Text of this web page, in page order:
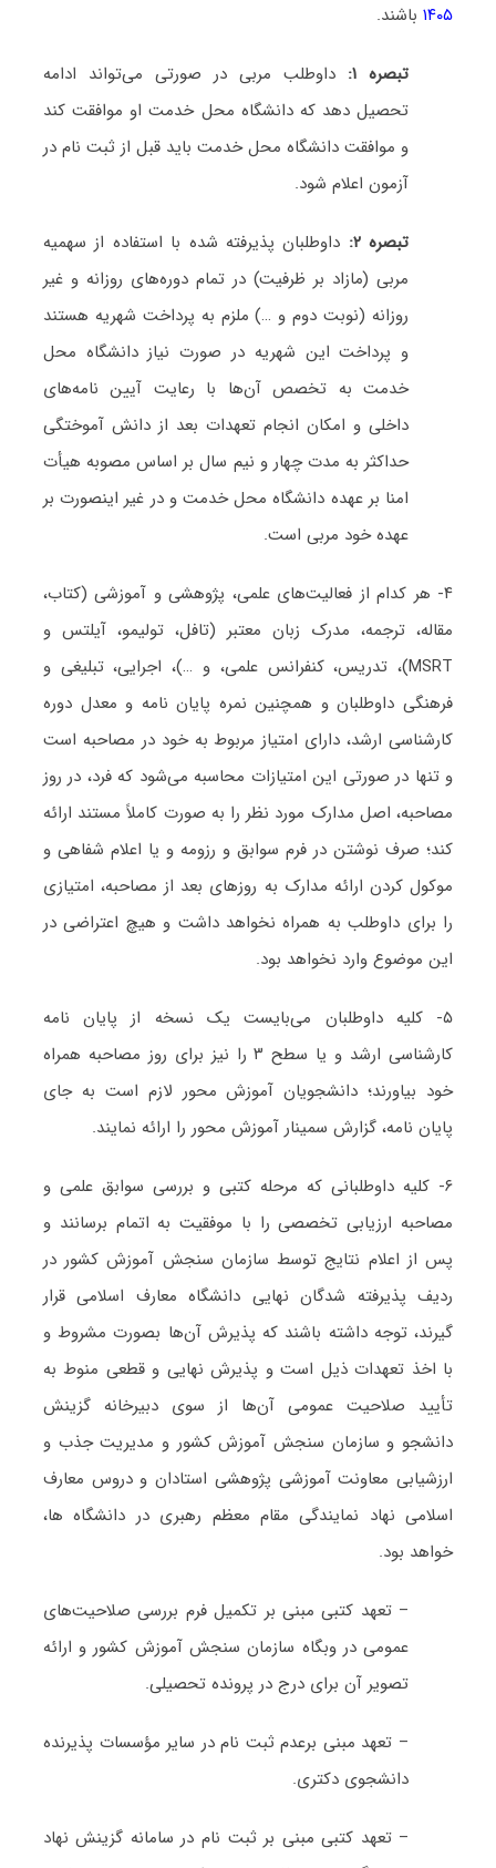
۱۴۰۵باشند.
تبصره ۱:
داوطلب مربی در صورتی می‌تواند ادامه
تحصیل دهد که دانشگاه محل خدمت او موافقت کند
و موافقت دانشگاه محل خدمت باید قبل از ثبت نام در
آزمون اعلام شود.
تبصره ۲:
داوطلبان پذیرفته شده با استفاده از سهمیه
مربی (مازاد بر ظرفیت) در تمام دوره‌های روزانه و غیر
روزانه (نوبت دوم و …) ملزم به پرداخت شهریه هستند
و پرداخت این شهریه در صورت نیاز دانشگاه محل
خدمت به تخصص آن‌ها با رعایت آیین نامه‌های
داخلی و امکان انجام تعهدات بعد از دانش آموختگی
حداکثر به مدت چهار و نیم سال بر اساس مصوبه هیأت
امنا بر عهده دانشگاه محل خدمت و در غیر اینصورت بر
عهده خود مربی است.
۴- هر کدام از فعالیت‌های علمی، پژوهشی و آموزشی (کتاب،
مقاله، ترجمه، مدرک زبان معتبر (تافل، تولیمو، آیلتس و
MSRT)، تدریس، کنفرانس علمی، و …)، اجرایی، تبلیغی و
فرهنگی داوطلبان و همچنین نمره پایان نامه و معدل دوره
کارشناسی ارشد، دارای امتیاز مربوط به خود در مصاحبه است
و تنها در صورتی این امتیازات محاسبه می‌شود که فرد، در روز
مصاحبه، اصل مدارک مورد نظر را به صورت کاملاً مستند ارائه
کند؛ صرف نوشتن در فرم سوابق و رزومه و یا اعلام شفاهی و
موکول کردن ارائه مدارک به روزهای بعد از مصاحبه، امتیازی
را برای داوطلب به همراه نخواهد داشت و هیچ اعتراضی در
این موضوع وارد نخواهد بود.
۵- کلیه داوطلبان می‌بایست یک نسخه از پایان نامه
کارشناسی ارشد و یا سطح ۳ را نیز برای روز مصاحبه همراه
خود بیاورند؛ دانشجویان آموزش محور لازم است به جای
پایان نامه، گزارش سمینار آموزش محور را ارائه نمایند.
۶- کلیه داوطلبانی که مرحله کتبی و بررسی سوابق علمی و
مصاحبه ارزیابی تخصصی را با موفقیت به اتمام برسانند و
پس از اعلام نتایج توسط سازمان سنجش آموزش کشور در
ردیف پذیرفته شدگان نهایی دانشگاه معارف اسلامی قرار
گیرند، توجه داشته باشند که پذیرش آن‌ها بصورت مشروط و
با اخذ تعهدات ذیل است و پذیرش نهایی و قطعی منوط به
تأیید صلاحیت عمومی آن‌ها از سوی دبیرخانه گزینش
دانشجو و سازمان سنجش آموزش کشور و مدیریت جذب و
ارزشیابی معاونت آموزشی پژوهشی استادان و دروس معارف
اسلامی نهاد نمایندگی مقام معظم رهبری در دانشگاه ها،
خواهد بود.
– تعهد کتبی مبنی بر تکمیل فرم بررسی صلاحیت‌های
عمومی در وبگاه سازمان سنجش آموزش کشور و ارائه
تصویر آن برای درج در پرونده تحصیلی.
– تعهد مبنی برعدم ثبت نام در سایر مؤسسات پذیرنده
دانشجوی دکتری.
– تعهد کتبی مبنی بر ثبت نام در سامانه گزینش نهاد